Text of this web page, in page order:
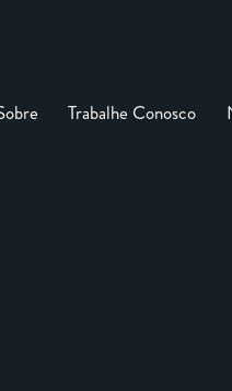
Trabalhe Conosco